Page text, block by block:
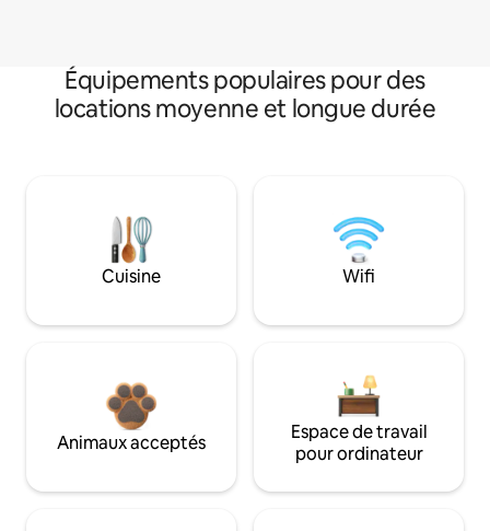
Équipements populaires pour des
locations moyenne et longue durée
Cuisine Wifi
Animaux acceptés
Espace de travail
pour ordinateur